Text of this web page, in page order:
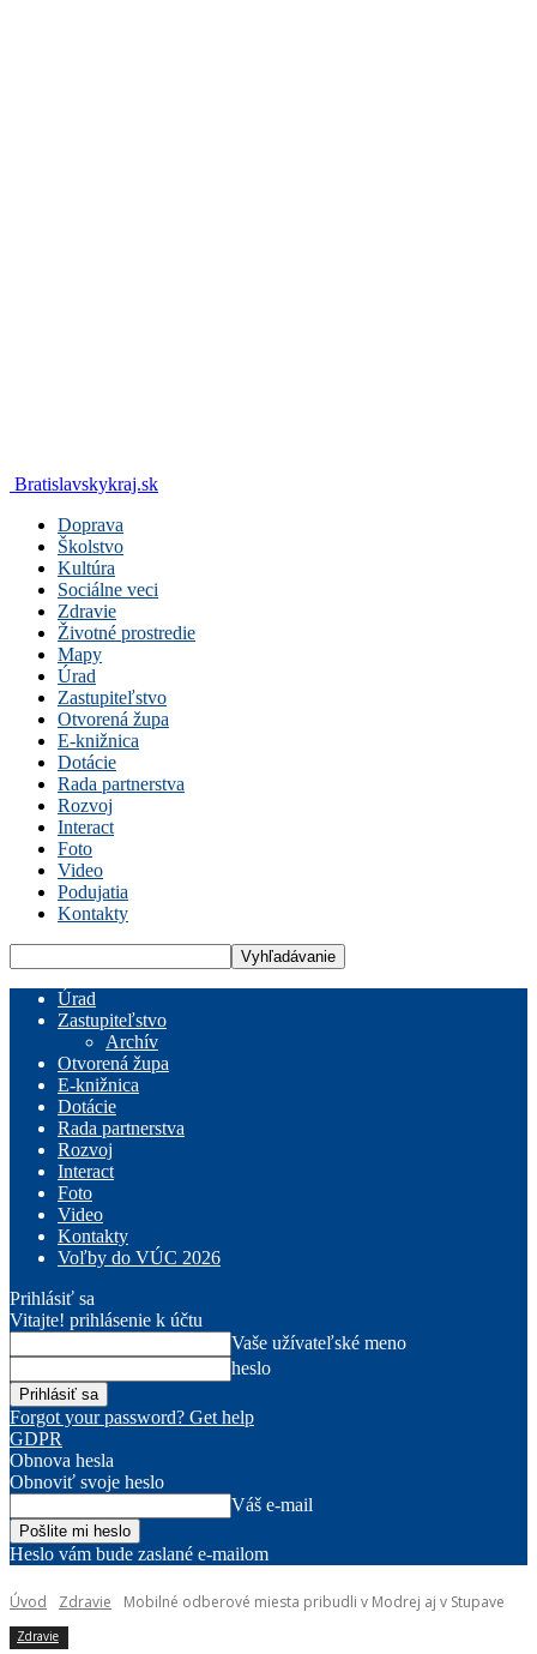
Bratislavskykraj.sk
Doprava
Školstvo
Kultúra
Sociálne veci
Zdravie
Životné prostredie
Mapy
Úrad
Zastupiteľstvo
Otvorená župa
E-knižnica
Dotácie
Rada partnerstva
Rozvoj
Interact
Foto
Video
Podujatia
Kontakty
Úrad
Zastupiteľstvo
Archív
Otvorená župa
E-knižnica
Dotácie
Rada partnerstva
Rozvoj
Interact
Foto
Video
Kontakty
Voľby do VÚC 2026
Prihlásiť sa
Vitajte! prihlásenie k účtu
Vaše užívateľské meno
heslo
Forgot your password? Get help
GDPR
Obnova hesla
Obnoviť svoje heslo
Váš e-mail
Heslo vám bude zaslané e-mailom
Úvod Zdravie Mobilné odberové miesta pribudli v Modrej aj v Stupave
Zdravie